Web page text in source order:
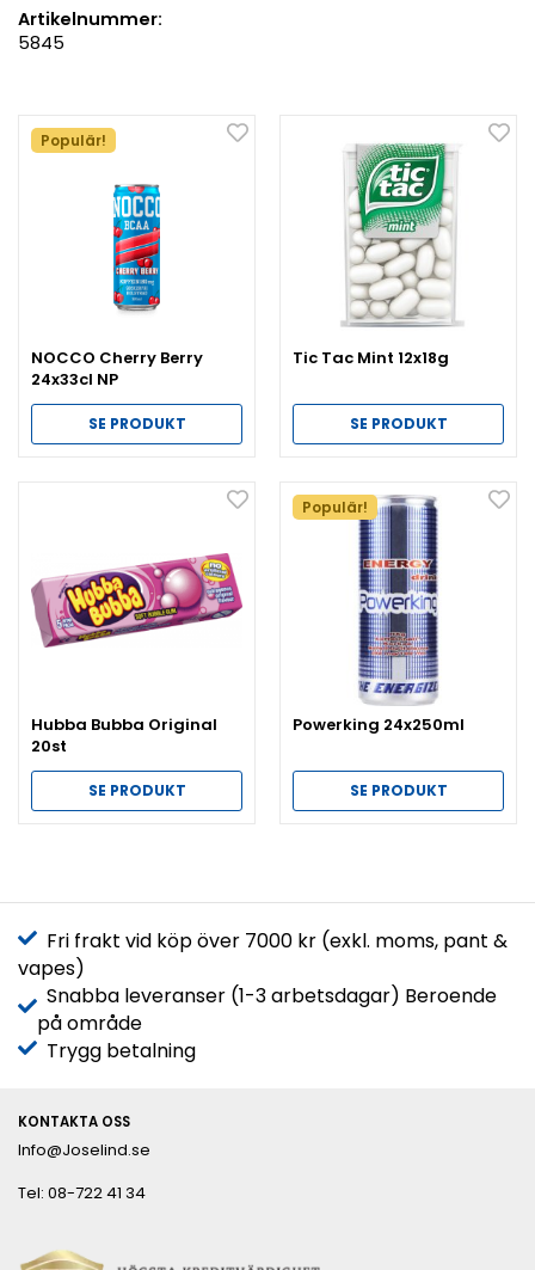
Artikelnummer:
5845
Populär!
NOCCO Cherry Berry
24x33cl NP
SE PRODUKT
Tic Tac Mint 12x18g
SE PRODUKT
Hubba Bubba Original
20st
SE PRODUKT
Populär!
Powerking 24x250ml
SE PRODUKT
Fri frakt vid köp över 7000 kr (exkl. moms, pant &
vapes)
Snabba leveranser (1-3 arbetsdagar) Beroende
på område
Trygg betalning
KONTAKTA OSS
Info@Joselind.se
Tel: 08-722 41 34